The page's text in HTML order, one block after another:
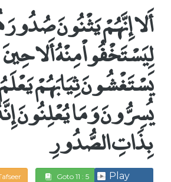
أَلا إِنَّهُمْ يَثْنُونَ
لِيَسْتَخْفُواْ مِنْهُ أَلا حِينَ
يَسْتَغْشُونَ ثِيَابَهُمْ
يُسِرُّونَ وَمَا يُعْلِنُونَ
بِذَاتِ الصُّدُورِ
Goto 11 : 5 Play